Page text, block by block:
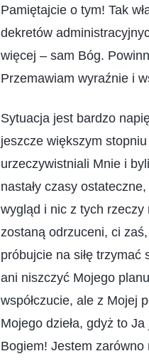
Pamiętajcie o tym! Tak
dekretów
więcej – sam Bóg.
Przemawiam wyraźnie i
Sytuacja jest bardzo
jeszcze większym
urzeczywistniali Mnie i
nastały czasy
wygląd i nic z tych
zostaną odrzuceni, ci
próbujcie na siłę
ani niszczyć Mojego
współczucie, ale z Mojej
Mojego dzieła, gdyż to
Bogiem! Jestem